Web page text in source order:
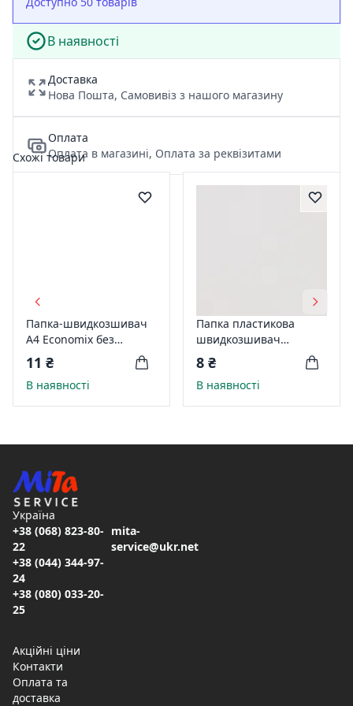
В наявності
Доставка
Нова Пошта, Самовивіз з нашого магазину
Оплата
Оплата в магазині, Оплата за реквізитами
Схожі товари
Папка-швидкозшивач
А4 Economix без
перфорації,"глянець"
сіра Е31511-10
11 ₴
В наявності
Папка пластикова
швидкозшивач
Economix А4 без
перфорації,"помаранч",
біла Е31509-14
8 ₴
В наявності
Україна
+38 (068) 823-80-
22
+38 (044) 344-97-
24
+38 (080) 033-20-
25
mita-
service@ukr.net
Акційні ціни
Контакти
Оплата та
доставка